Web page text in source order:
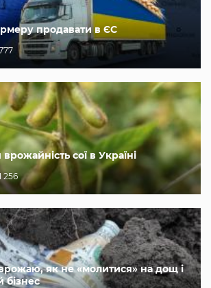
продавати в ЄС
сої в Україні
256
як не «молитися» на дощ і
бізнес